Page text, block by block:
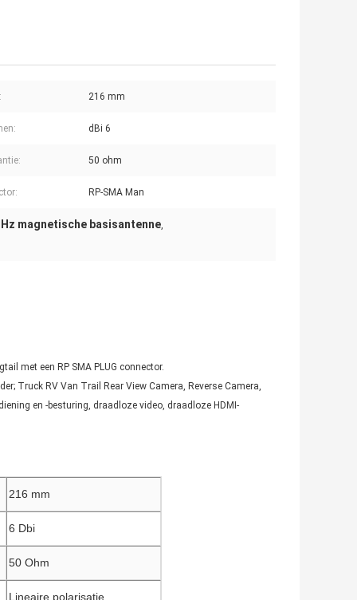
216 mm
dBi 6
50 ohm
RP-SMA Man
magnetische basisantenne,
met een RP SMA PLUG connector.
Truck RV Van Trail Rear View Camera, Reverse Camera,
en -besturing, draadloze video, draadloze HDMI-
216 mm
6 Dbi
50 Ohm
Lineaire polarisatie